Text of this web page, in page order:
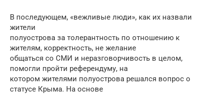
В последующем, «вежливые люди», как их назвали
жители
полуострова за толерантность по отношению к
жителям, корректность, не желание
общаться со СМИ и неразговорчивость в целом,
помогли пройти референдуму, на
котором жителями полуострова решался вопрос о
статусе Крыма. На основе